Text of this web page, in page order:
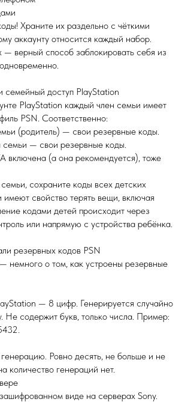
Храните их раздельно с чёткими
аккаунту относится каждый набор.
— верный способ заблокировать себя из
семейный доступ PlayStation
PlayStation каждый член семьи имеет
PSN. Соответственно:
(родитель) — свои резервные коды.
семьи — свои резервные коды.
включена (а она рекомендуется), тоже
сохраните коды всех детских
имеют свойство терять вещи, включая
кодами детей происходит через
или напрямую с устройства ребёнка.
резервных кодов PSN
немного о том, как устроены резервные
— 8 цифр. Генерируется случайно
Не содержит букв, только числа. Пример:
Ровно десять, не больше и не
количество генераций нет.
виде на серверах Sony.